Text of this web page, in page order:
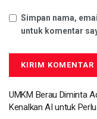
Simpan nama,
untuk komentar
UMKM Berau Diminta
Kenalkan AI untuk